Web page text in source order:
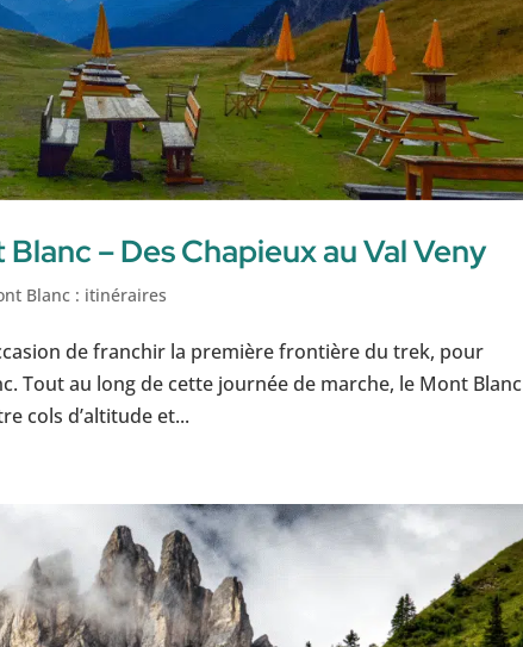
– Des Chapieux au Val Veny
Blanc : itinéraires
de franchir la première frontière du trek, pour
Tout au long de cette journée de marche, le Mont Blanc
cols d’altitude et...